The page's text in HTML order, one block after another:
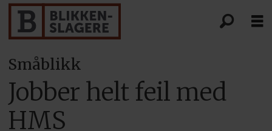
Småblikk
Jobber helt feil med
HMS